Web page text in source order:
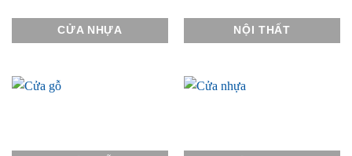
CỬA NHỰA NỘI THẤT